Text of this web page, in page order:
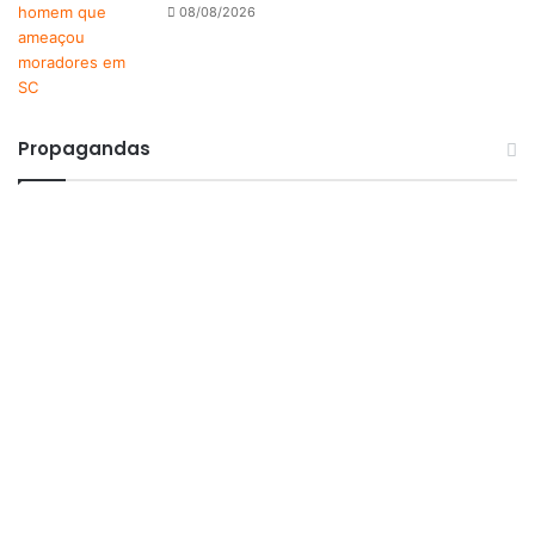
08/08/2026
Propagandas